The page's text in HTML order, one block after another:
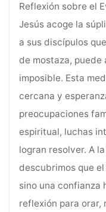
Reflexión sobre el
Jesús acoge la
a sus discípulos
de mostaza, puede
imposible. Esta
cercana y
preocupaciones
espiritual, luchas
logran resolver. A
descubrimos que
sino una confianza
reflexión para orar,